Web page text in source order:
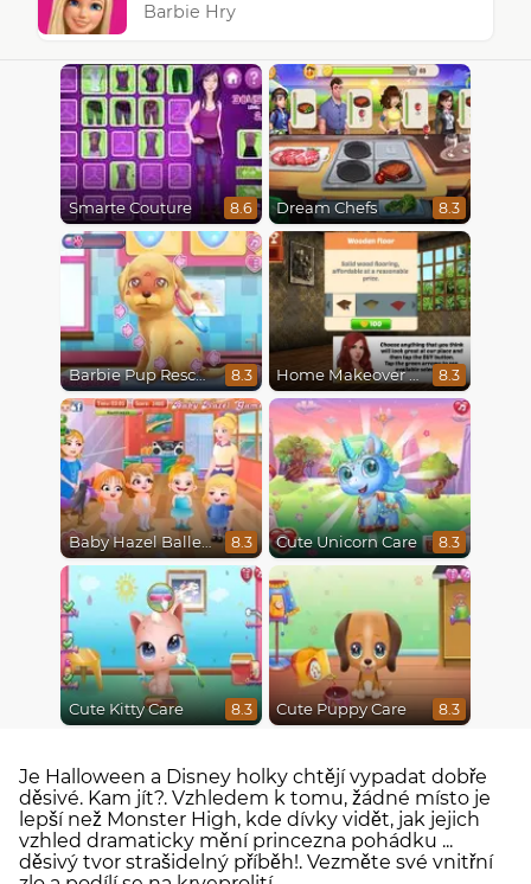
Barbie Hry
Smarte Couture 8.6 Dream Chefs 8.3
Barbie Pup Rescue 8.3 Home Makeover Hidden Object 8.3
Baby Hazel Ballerina Dance 8.3 Cute Unicorn Care 8.3
Cute Kitty Care 8.3 Cute Puppy Care 8.3
Je Halloween a Disney holky chtějí vypadat dobře
děsivé. Kam jít?. Vzhledem k tomu, žádné místo je
lepší než Monster High, kde dívky vidět, jak jejich
vzhled dramaticky mění princezna pohádku ...
děsivý tvor strašidelný příběh!. Vezměte své vnitřní